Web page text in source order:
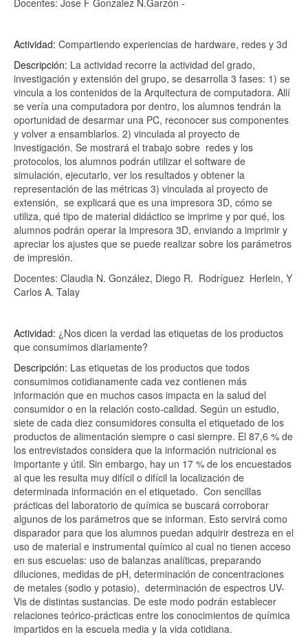
Docentes: Jose F Gonzalez N.Garzón -
Actividad: Compartiendo experiencias de hardware, redes y 3d
Descripción: La actividad recorre la actividad del grado,
investigación y extensión del grupo, se desarrolla 3 fases: 1) se
vincula a los contenidos de la Arquitectura de computadora. Allí
se vería una computadora por dentro, los alumnos tendrán la
oportunidad de desarmar una PC, reconocer sus componentes
y volver a ensamblarlos. 2) vinculada al proyecto de
investigación. Se mostrará el trabajo sobre redes y los
protocolos, los alumnos podrán utilizar el software de
simulación, ejecutarlo, ver los resultados y obtener la
representación de las métricas 3) vinculada al proyecto de
extensión, se explicará que es una impresora 3D, cómo se
utiliza, qué tipo de material didáctico se imprime y por qué, los
alumnos podrán operar la impresora 3D, enviando a imprimir y
apreciar los ajustes que se puede realizar sobre los parámetros
de impresión.
Docentes: Claudia N. González, Diego R. Rodríguez Herlein, Y
Carlos A. Talay
Actividad: ¿Nos dicen la verdad las etiquetas de los productos
que consumimos diariamente?
Descripción: Las etiquetas de los productos que todos
consumimos cotidianamente cada vez contienen más
información que en muchos casos impacta en la salud del
consumidor o en la relación costo-calidad. Según un estudio,
siete de cada diez consumidores consulta el etiquetado de los
productos de alimentación siempre o casi siempre. El 87,6 % de
los entrevistados considera que la información nutricional es
importante y útil. Sin embargo, hay un 17 % de los encuestados
al que les resulta muy difícil o difícil la localización de
determinada información en el etiquetado. Con sencillas
prácticas del laboratorio de química se buscará corroborar
algunos de los parámetros que se informan. Esto servirá como
disparador para que los alumnos puedan adquirir destreza en el
uso de material e instrumental químico al cual no tienen acceso
en sus escuelas: uso de balanzas analíticas, preparando
diluciones, medidas de pH, determinación de concentraciones
de metales (sodio y potasio), determinación de espectros UV-
Vis de distintas sustancias. De este modo podrán establecer
relaciones teórico-prácticas entre los conocimientos de química
impartidos en la escuela media y la vida cotidiana.